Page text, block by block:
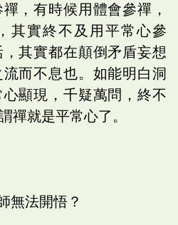
，有時候用體會參禪，
其實終不及用平常心參
其實都在顛倒矛盾妄想
而不息也。如能明白洞
顯現，千疑萬問，終不
禪就是平常心了。
無法開悟？